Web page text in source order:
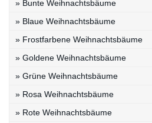
» Bunte Weihnachtsbäume
» Blaue Weihnachtsbäume
» Frostfarbene Weihnachtsbäume
» Goldene Weihnachtsbäume
» Grüne Weihnachtsbäume
» Rosa Weihnachtsbäume
» Rote Weihnachtsbäume